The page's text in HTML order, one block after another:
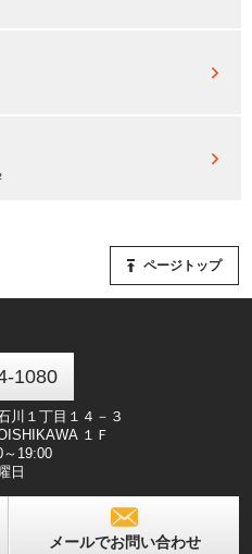
ページトップ
1080
川１丁目１４－３
１Ｆ
19:00
日
メールでお問い合わせ